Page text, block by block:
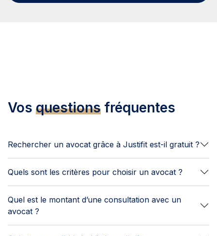
Vos questions fréquentes
Rechercher un avocat grâce à Justifit est-il gratuit ?
Quels sont les critères pour choisir un avocat ?
Quel est le montant d’une consultation avec un
avocat ?